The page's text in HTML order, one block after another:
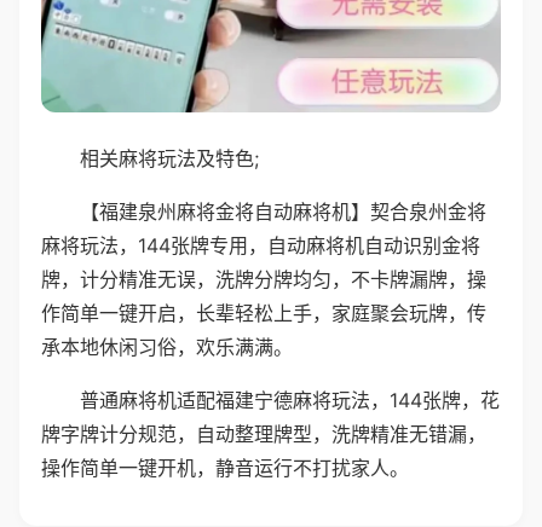
相关麻将玩法及特色;
【福建泉州麻将金将自动麻将机】契合泉州金将
麻将玩法，144张牌专用，自动麻将机自动识别金将
牌，计分精准无误，洗牌分牌均匀，不卡牌漏牌，操
作简单一键开启，长辈轻松上手，家庭聚会玩牌，传
承本地休闲习俗，欢乐满满。
普通麻将机适配福建宁德麻将玩法，144张牌，花
牌字牌计分规范，自动整理牌型，洗牌精准无错漏，
操作简单一键开机，静音运行不打扰家人。